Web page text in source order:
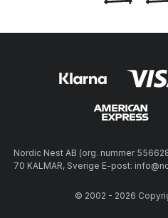
Nordic Nest AB (org. nummer
70 KALMAR, Sverige E-post:
© 2002 - 2026